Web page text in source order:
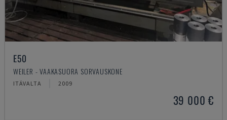
E50
WEILER - VAAKASUORA SORVAUSKONE
ITÄVALTA 2009
39 000 €